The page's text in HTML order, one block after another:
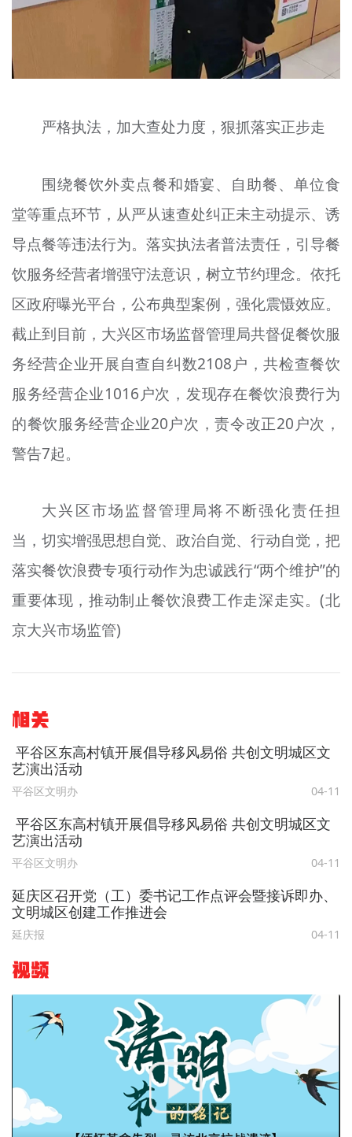
严格执法，加大查处力度，狠抓落实正步走
围绕餐饮外卖点餐和婚宴、自助餐、单位食
堂等重点环节，从严从速查处纠正未主动提示、诱
导点餐等违法行为。落实执法者普法责任，引导餐
饮服务经营者增强守法意识，树立节约理念。依托
区政府曝光平台，公布典型案例，强化震慑效应。
截止到目前，大兴区市场监督管理局共督促餐饮服
务经营企业开展自查自纠数2108户，共检查餐饮
服务经营企业1016户次，发现存在餐饮浪费行为
的餐饮服务经营企业20户次，责令改正20户次，
警告7起。
大兴区市场监督管理局将不断强化责任担
当，切实增强思想自觉、政治自觉、行动自觉，把
落实餐饮浪费专项行动作为忠诚践行“两个维护”的
重要体现，推动制止餐饮浪费工作走深走实。(北
京大兴市场监管)
相关
平谷区东高村镇开展倡导移风易俗 共创文明城区文
艺演出活动
平谷区文明办 04-11
平谷区东高村镇开展倡导移风易俗 共创文明城区文
艺演出活动
平谷区文明办 04-11
延庆区召开党（工）委书记工作点评会暨接诉即办、
文明城区创建工作推进会
延庆报 04-11
视频